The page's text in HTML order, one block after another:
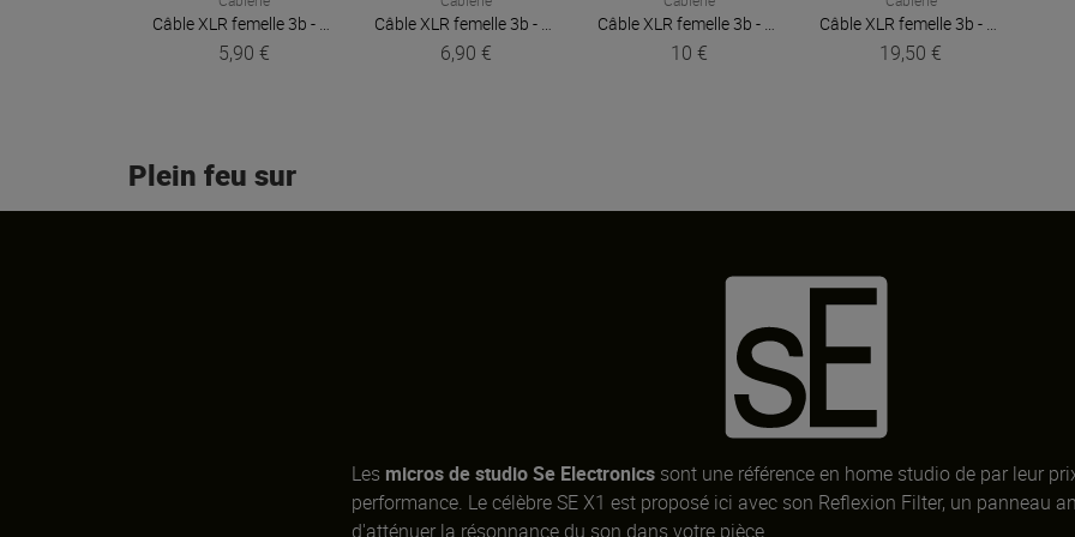
Plugger
5,90 €
Plugger
6,90 €
Plugger
10 € 19,50 €
Plein feu sur
Les micros de studio Se Electronicssont une référence en home studio de par leur
performance. Le célèbre SE X1 est proposé ici avec son Reflexion Filter, un panneau
d'atténuer la résonnance du son dans votre pièce.